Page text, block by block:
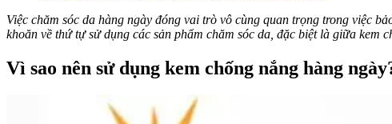
Việc chăm sóc da hàng ngày đóng vai trò vô cùng quan trọng trong việc
khoăn về thứ tự sử dụng các sản phẩm chăm sóc da, đặc biệt là giữa
Vì sao nên sử dụng kem chống nắng hàng